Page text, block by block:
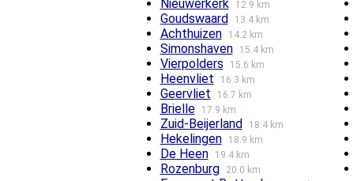
Nieuwerkerk 12.9 km
Goudswaard 13.4 km
Achthuizen 14.2 km
Simonshaven 15.4 km
Vierpolders 15.6 km
Heenvliet 16.3 km
Geervliet 16.7 km
Brielle 17.9 km
Zuid-Beijerland 18.4 km
Hekelingen 18.9 km
De Heen 19.4 km
Rozenburg 20.0 km